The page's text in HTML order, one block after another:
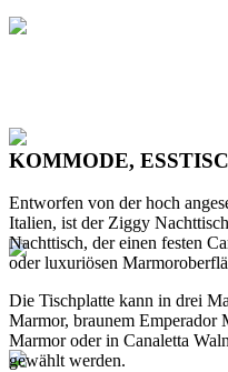
KOMMODE,
Entworfen von der hoch
Italien, ist der Ziggy
Nachttisch, der einen festen
oder luxuriösen
Die Tischplatte kann in drei
Marmor, braunem Emperador
Marmor oder in Canaletta
gewählt werden.